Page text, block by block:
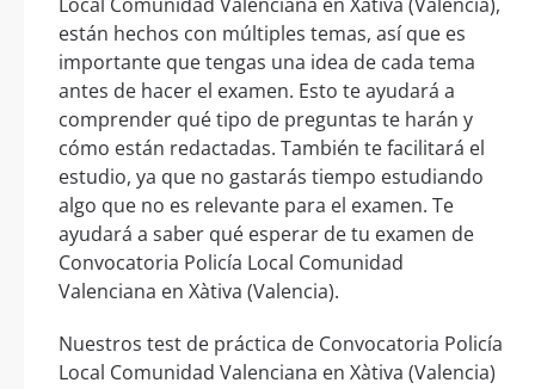
están hechos con múltiples temas, así que es
importante que tengas una idea de cada tema
antes de hacer el examen. Esto te ayudará a
comprender qué tipo de preguntas te harán y
cómo están redactadas. También te facilitará el
estudio, ya que no gastarás tiempo estudiando
algo que no es relevante para el examen. Te
ayudará a saber qué esperar de tu examen de
Convocatoria Policía Local Comunidad
Valenciana en Xàtiva (Valencia).
Nuestros test de práctica de Convocatoria Policía
Local Comunidad Valenciana en Xàtiva (Valencia)